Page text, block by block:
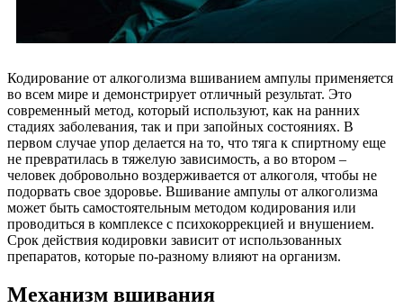
Кодирование от алкоголизма вшиванием ампулы применяется
во всем мире и демонстрирует отличный результат. Это
современный метод, который используют, как на ранних
стадиях заболевания, так и при запойных состояниях. В
первом случае упор делается на то, что тяга к спиртному еще
не превратилась в тяжелую зависимость, а во втором –
человек добровольно воздерживается от алкоголя, чтобы не
подорвать свое здоровье. Вшивание ампулы от алкоголизма
может быть самостоятельным методом кодирования или
проводиться в комплексе с психокоррекцией и внушением.
Срок действия кодировки зависит от использованных
препаратов, которые по-разному влияют на организм.
Механизм вшивания